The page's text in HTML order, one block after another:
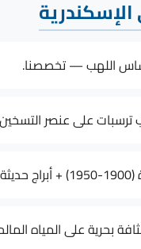
اللهب — تخصصنا.
بحرية على المياه